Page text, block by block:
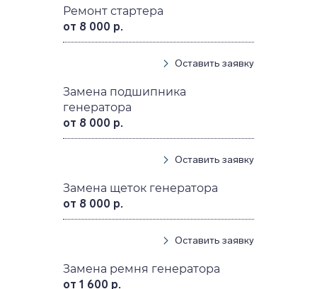
Ремонт стартера
от 8 000 р.
Оставить заявку
Замена подшипника
генератора
от 8 000 р.
Оставить заявку
Замена щеток генератора
от 8 000 р.
Оставить заявку
Замена ремня генератора
от 1 600 р.